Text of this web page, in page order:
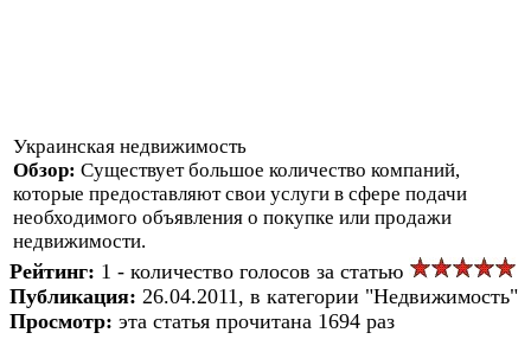
Украинская недвижимость
Обзор: Существует большое количество компаний,
которые предоставляют свои услуги в сфере подачи
необходимого объявления о покупке или продажи
недвижимости.
Рейтинг: 1 - количество голосов за статью
Публикация: 26.04.2011, в категории "Недвижимость"
Просмотр: эта статья прочитана 1694 раз